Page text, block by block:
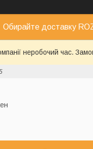
Обирайте доставку
неробочий час.